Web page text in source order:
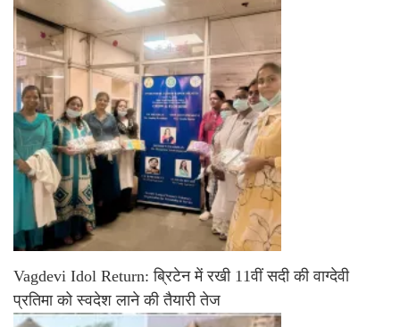
Vagdevi Idol Return: ब्रिटेन में रखी 11वीं सदी की वाग्देवी
प्रतिमा को स्वदेश लाने की तैयारी तेज